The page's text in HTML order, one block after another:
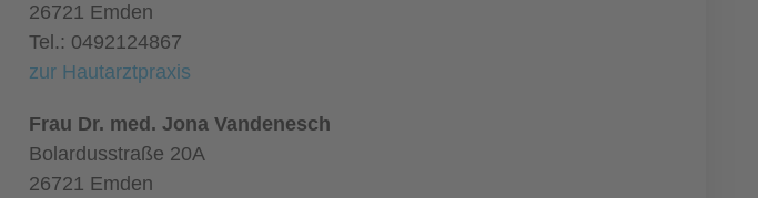
26721 Emden
Tel.: 0492124867
zur Hautarztpraxis
Frau Dr. med. Jona Vandenesch
Bolardusstraße 20A
26721 Emden